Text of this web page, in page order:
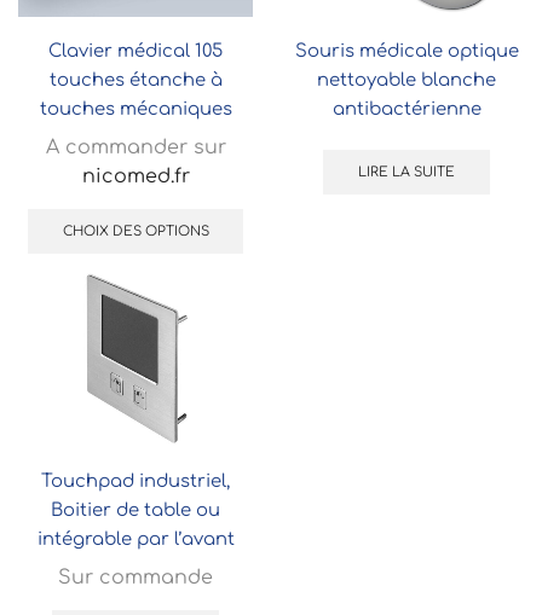
Clavier médical 105
touches étanche à
touches mécaniques
A commander sur
nicomed.fr
CHOIX DES OPTIONS
Souris médicale optique
nettoyable blanche
antibactérienne
LIRE LA SUITE
Touchpad industriel,
Boitier de table ou
intégrable par l’avant
Sur commande